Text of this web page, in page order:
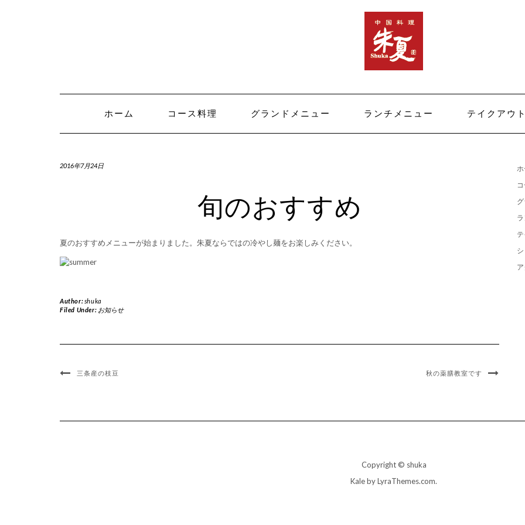
ホーム コース料理 グランドメニュー ランチメニュー テイクアウ
2016年7月24日
旬のおすすめ
夏のおすすめメニューが始まりました。朱夏ならではの冷やし麺をお楽しみください。
Author:shuka
Filed Under: お知らせ
三条産の枝豆 秋の薬膳教室です
Copyright © shuka
Kaleby LyraThemes.com.